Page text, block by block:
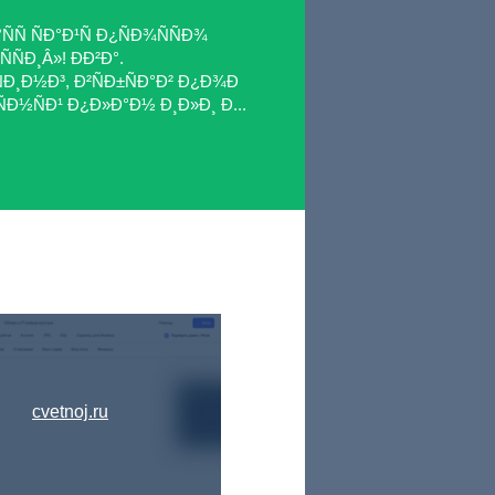
ÑÐ°Ð¹Ñ Ð¿ÑÐ¾ÑÑÐ¾
ÐÐ²Ð°.
Ð²ÑÐ±ÑÐ°Ð² Ð¿Ð¾Ð
Ð¿Ð»Ð°Ð½ Ð¸Ð»Ð¸ Ð...
cvetnoj.ru